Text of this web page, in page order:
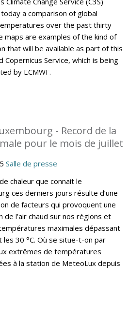
a comparison of global
over the past thirty
maps are examples of the kind of
that will be available as part of this
Copernicus Service, which is being
by ECMWF.
- Record de la
pour le mois de juillet
Salle de presse
chaleur que connait le
ces derniers jours résulte d’une
de facteurs qui provoquent une
de l’air chaud sur nos régions et
maximales dépassant
les 30 °C. Où se situe-t-on par
extrêmes de températures
à la station de MeteoLux depuis